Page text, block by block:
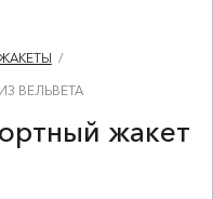
ВЕЛЬВЕТА
жакет